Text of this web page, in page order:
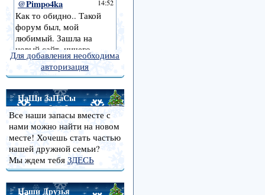
Для добавления необходима
авторизация
НаШи ЗаПаСы
Все наши запасы вместе с
нами можно найти на новом
месте! Хочешь стать частью
нашей дружной семьи?
Мы ждем тебя ЗДЕСЬ
Наши Друзья